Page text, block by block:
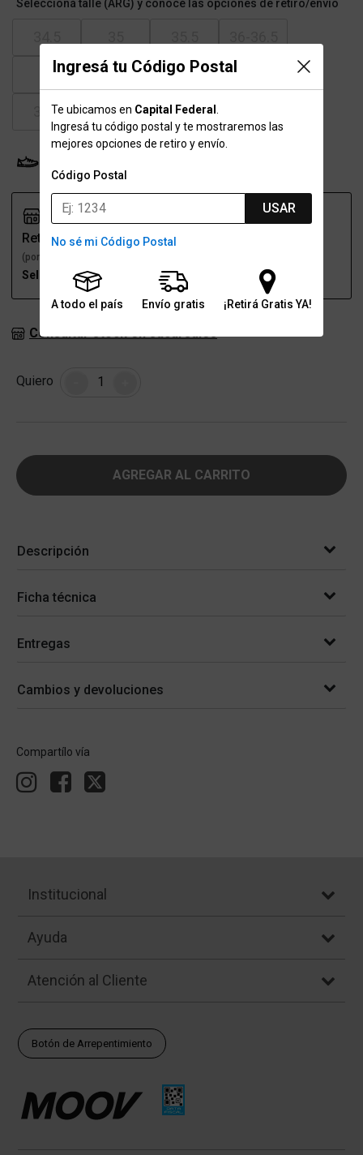
Ingresá tu Código Postal
Te ubicamos en Capital Federal
Ingresá tu código postal y te mostraremos las
mejores opciones de retiro y envío.
Código Postal
USAR
No sé mi Código Postal
A todo el país Envío gratis ¡Retirá Gratis YA!
Seleccioná talle (ARG) y conocé las opciones de retiro/envío
37 37.5 38-38.5
39.5 40-40.5 41
Retiro
(por una sucursal)
Seleccioná talle Seleccioná talle
Consultar stock en sucursales
Quiero Cantidad
AGREGAR AL CARRITO
Descripción
Ficha técnica
Entregas
Cambios y devoluciones
Compartílo vía
Institucional
Ayuda
Atención al Cliente
Botón de Arrepentimiento